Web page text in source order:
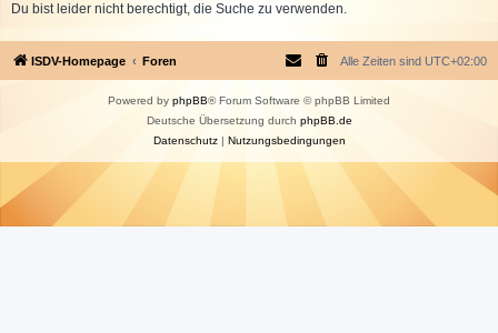
Du bist leider nicht berechtigt, die Suche zu verwenden.
ISDV-Homepage Foren Alle Zeiten sind UTC+02:00
Powered by phpBB® Forum Software © phpBB Limited
Deutsche Übersetzung durch phpBB.de
Datenschutz| Nutzungsbedingungen